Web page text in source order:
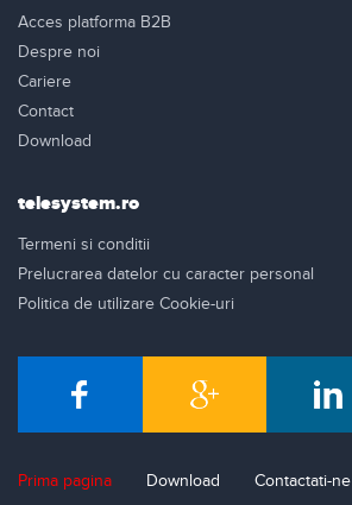
Acces platforma B2B
Despre noi
Cariere
Contact
Download
telesystem.ro
Termeni si conditii
Prelucrarea datelor cu caracter personal
Politica de utilizare Cookie-uri
Prima pagina Download Contactati-ne